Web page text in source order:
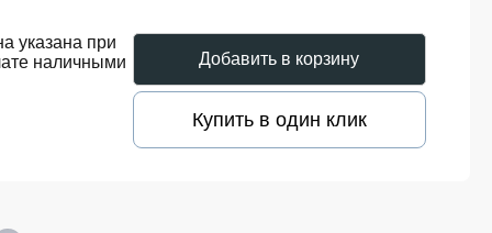
указана при
наличными
Добавить в корзину
Купить в один клик